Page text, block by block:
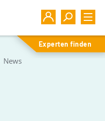
Experten finden
News